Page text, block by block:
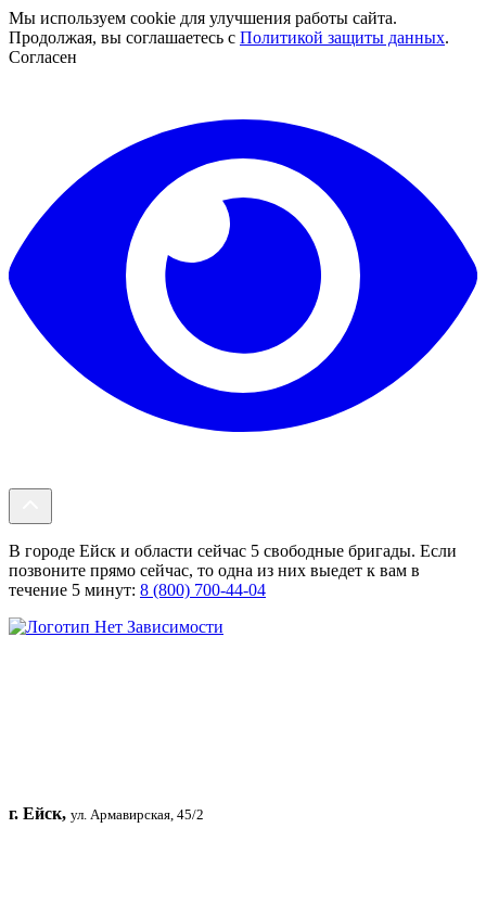
Мы используем cookie для улучшения работы сайта.
Продолжая, вы соглашаетесь с Политикой защиты данных.
Согласен
В городе Ейск и области сейчас 5 свободные бригады. Если
позвоните прямо сейчас, то одна из них выедет к вам в
течение 5 минут: 8 (800) 700-44-04
г. Ейск, ул. Армавирская, 45/2